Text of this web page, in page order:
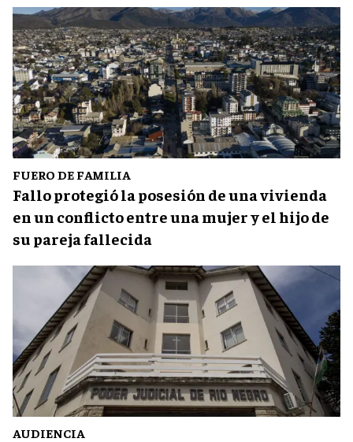
FUERO DE FAMILIA
Fallo protegió la posesión de una vivienda
en un conflicto entre una mujer y el hijo de
su pareja fallecida
AUDIENCIA